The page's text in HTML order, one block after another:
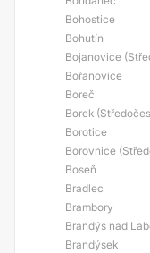
Bohostice
Bohutín
Bojanovice
Bořanovice
Boreč
Borek
Borotice
Borovnice
Boseň
Bradlec
Brambory
Brandýs nad
Brandýsek